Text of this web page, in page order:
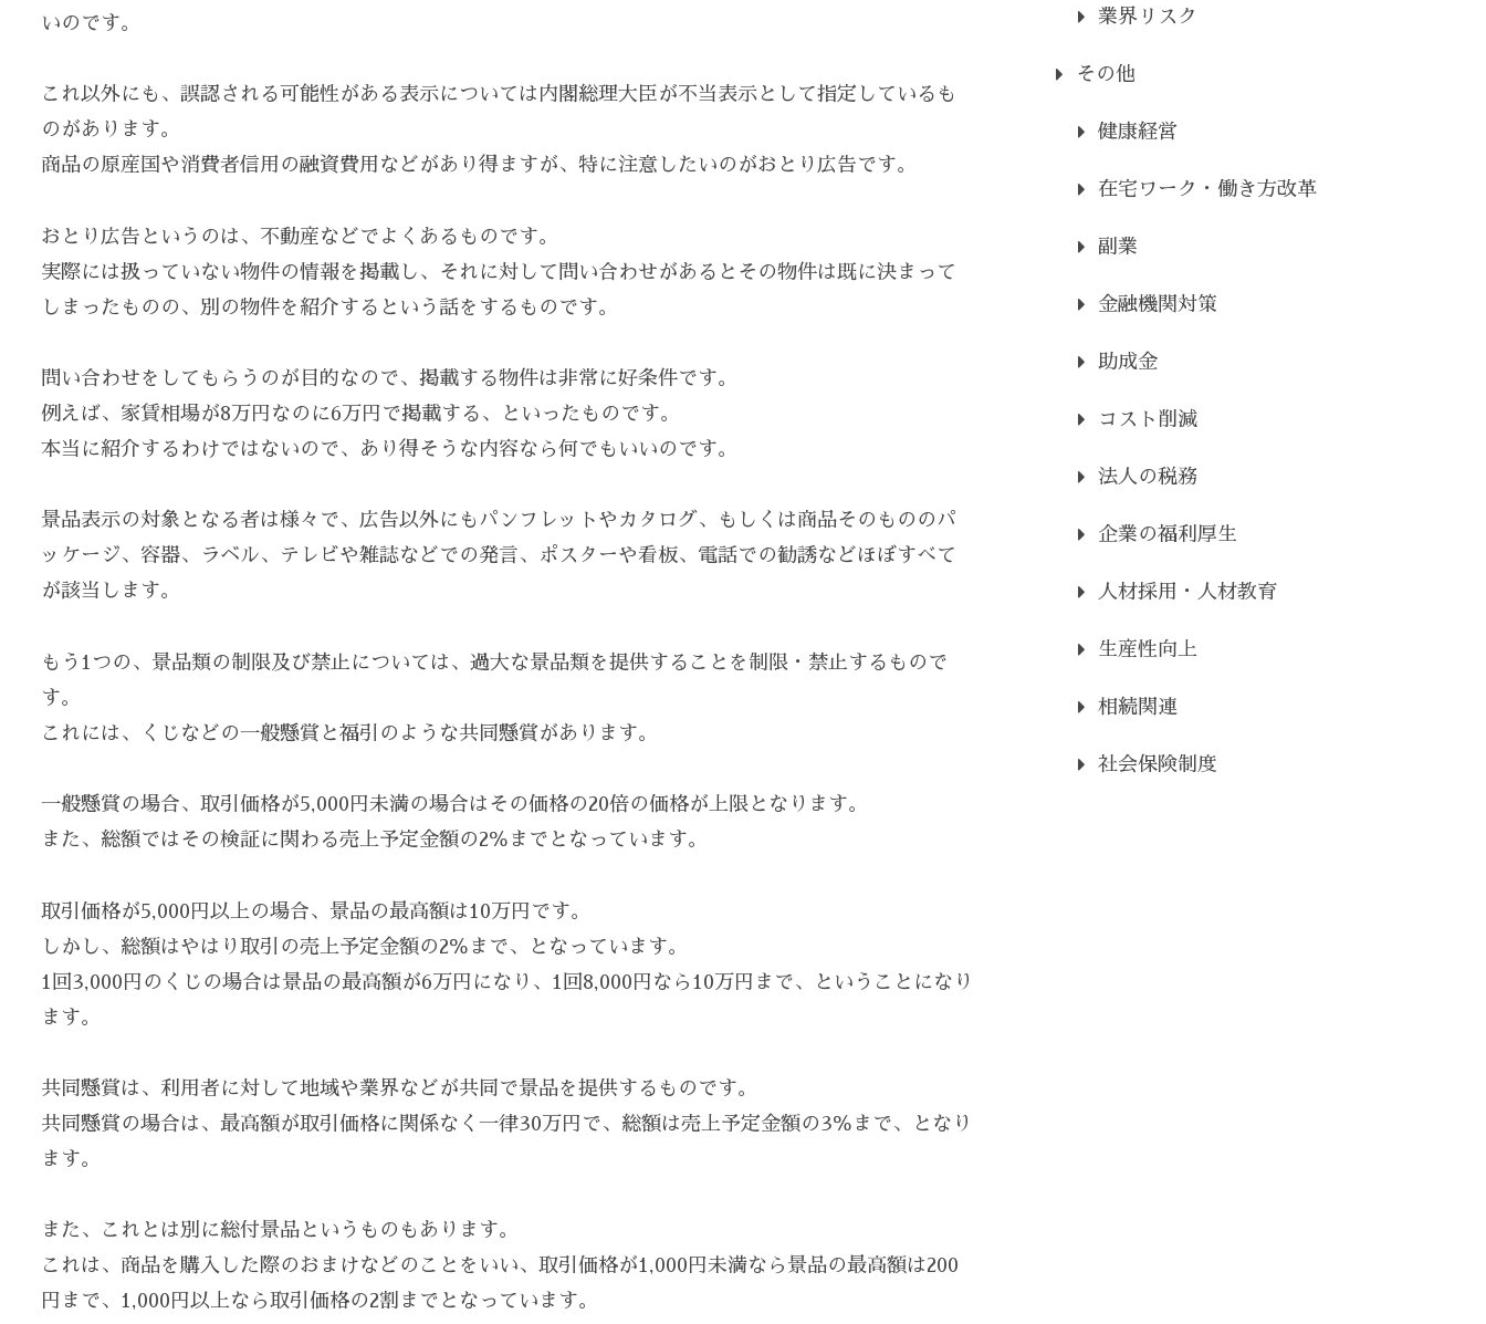
いのです。
これ以外にも、誤認される可能性がある表示については内閣総理大臣が不当表示として指定しているも
のがあります。
商品の原産国や消費者信用の融資費用などがあり得ますが、特に注意したいのがおとり広告です。
おとり広告というのは、不動産などでよくあるものです。
実際には扱っていない物件の情報を掲載し、それに対して問い合わせがあるとその物件は既に決まって
しまったものの、別の物件を紹介するという話をするものです。
問い合わせをしてもらうのが目的なので、掲載する物件は非常に好条件です。
例えば、家賃相場が8万円なのに6万円で掲載する、といったものです。
本当に紹介するわけではないので、あり得そうな内容なら何でもいいのです。
景品表示の対象となる者は様々で、広告以外にもパンフレットやカタログ、もしくは商品そのもののパ
ッケージ、容器、ラベル、テレビや雑誌などでの発言、ポスターや看板、電話での勧誘などほぼすべて
が該当します。
もう1つの、景品類の制限及び禁止については、過大な景品類を提供することを制限・禁止するもので
す。
これには、くじなどの一般懸賞と福引のような共同懸賞があります。
一般懸賞の場合、取引価格が5,000円未満の場合はその価格の20倍の価格が上限となります。
また、総額ではその検証に関わる売上予定金額の2％までとなっています。
取引価格が5,000円以上の場合、景品の最高額は10万円です。
しかし、総額はやはり取引の売上予定金額の2％まで、となっています。
1回3,000円のくじの場合は景品の最高額が6万円になり、1回8,000円なら10万円まで、ということになり
ます。
共同懸賞は、利用者に対して地域や業界などが共同で景品を提供するものです。
共同懸賞の場合は、最高額が取引価格に関係なく一律30万円で、総額は売上予定金額の3％まで、となり
ます。
また、これとは別に総付景品というものもあります。
これは、商品を購入した際のおまけなどのことをいい、取引価格が1,000円未満なら景品の最高額は200
円まで、1,000円以上なら取引価格の2割までとなっています。
業界リスク
その他
健康経営
在宅ワーク・働き方改革
副業
金融機関対策
助成金
コスト削減
法人の税務
企業の福利厚生
人材採用・人材教育
生産性向上
相続関連
社会保険制度